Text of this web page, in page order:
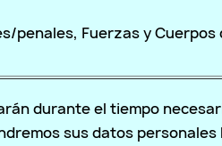
Fuerzas y
durante el tiempo
sus datos